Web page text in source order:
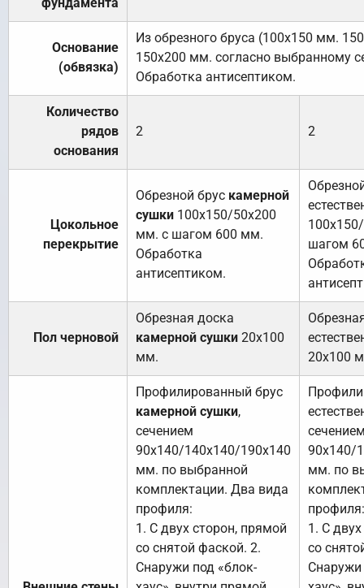
Основание
(обвязка)
Из обрезного бруса (100х150 мм.
150х200 мм. согласно выбранному
Обработка антисептиком.
Количество
рядов
основания
2 2
Цокольное
перекрытие
Обрезной брус камерной
сушки 100х150/50х200
мм. с шагом 600 мм.
Обработка
антисептиком.
шагом
Пол черновой
Обрезная доска
камерной сушки 20х100
мм.
20х100
Профилированный брус
камерной сушки,
сечением
90х140/140х140/190х140
мм. по выбранной
комплектации. Два вида
профиля:
1. С двух сторон, прямой
со снятой фаской. 2.
Снаружи под «блок-
90х140/
мм. по
1. С
со
Снаружи